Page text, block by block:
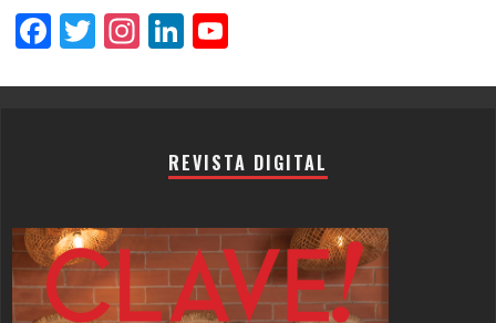
Facebook
Twitter
Instagram
LinkedIn
REVISTA DIGITAL